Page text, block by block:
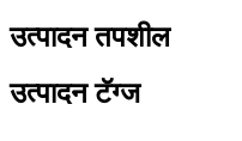
उत्पादन तपशील
उत्पादन टॅग्ज